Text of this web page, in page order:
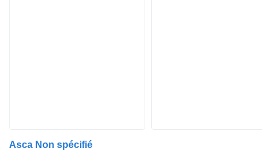
Asca Non spécifié